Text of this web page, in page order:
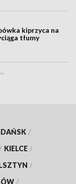
kiprzyca na
tłumy
/
/ KIELCE /
/
/